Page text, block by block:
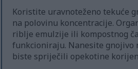
Koristite uravnoteženo tekuće
na polovinu koncentracije.
riblje emulzije ili kompostnog
funkcioniraju. Nanesite gnojivo
biste spriječili opekotine